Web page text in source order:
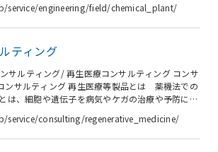
本の法規制への対応に不安がある。 化学プラン
設計、調達、建設、試運転）を探している。 化学
建設のためにエンジニアリング会社への引き合い
service/engineering/field/chemical_plant/
ティング
サルティング/ 再生医療コンサルティング コンサ
ンサルティング 再生医療等製品とは 薬機法での
は、細胞や遺伝子を病気やケガの治療や予防に利
品の範囲は以下になります。 1.人又は動物の細
を施したものであって、目的がイ 人又は動物の
service/consulting/regenerative_medicine/